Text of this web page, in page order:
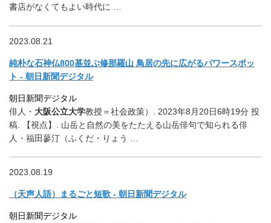
書店がなくてもよい時代に …
2023.08.21
純朴な石神仏800基並ぶ修那羅山 鳥居の先に広がるパワースポッ
ト - 朝日新聞デジタル
朝日新聞デジタル
俳人・ 大阪公立大学教授＝社会政策）. 2023年8月20日6時19分 投
稿. 【視点】. 山岳と自然の美をたたえる山岳俳句で知られる俳
人・福田蓼汀（ふくだ・りょう …
2023.08.19
（天声人語）まるごと短歌 - 朝日新聞デジタル
朝日新聞デジタル